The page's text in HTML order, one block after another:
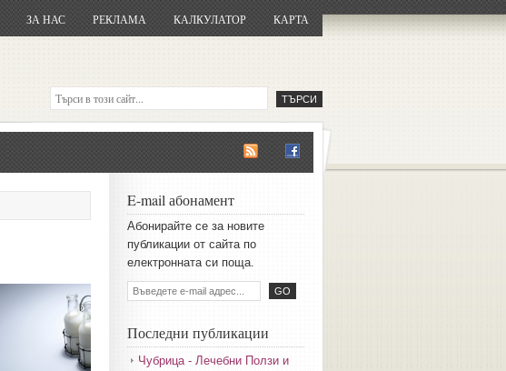
ЗА НАС РЕКЛАМА КАЛКУЛАТОР КАРТА
E-mail абонамент
Aбoниpaйтe ce зa нoвитe
пyбликaции oт caйтa пo
eлeктpoннaтa cи пoщa.
Последни публикации
Чубрица - Лечебни Ползи и